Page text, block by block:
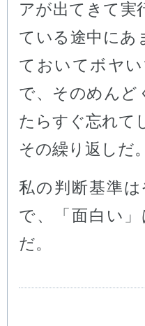
アが出てきて実
ている途中にあ
ておいてボヤ
で、そのめんど
たらすぐ忘れて
その繰り返しだ。
私の判断基準
で、「面白い
だ。